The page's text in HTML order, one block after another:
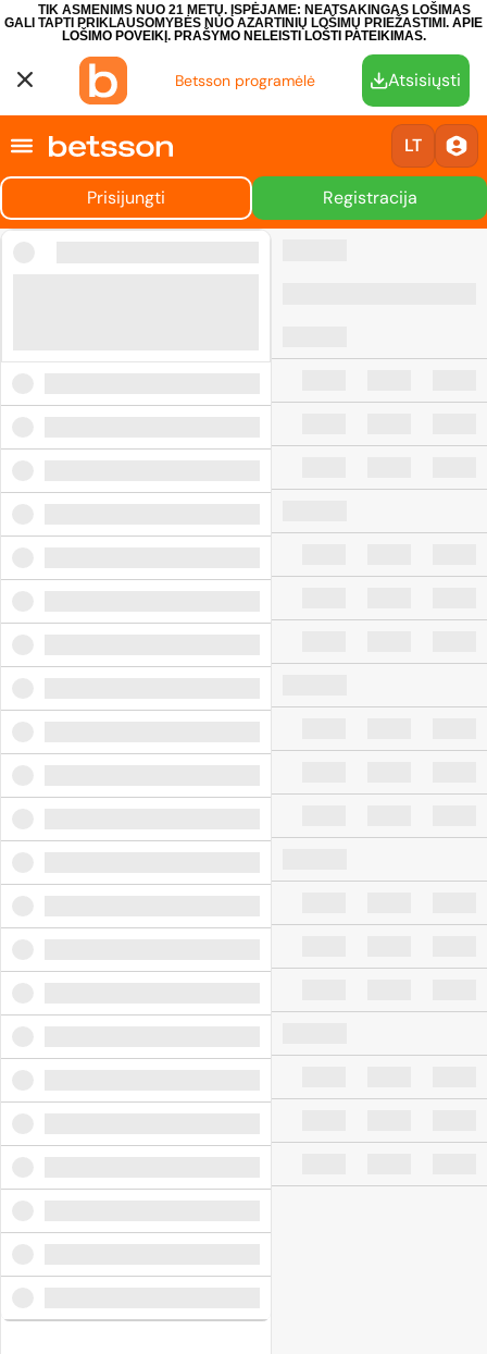
TIK ASMENIMS NUO 21 METŲ. ĮSPĖJAME: NEATSAKINGAS LOŠIMAS
GALI TAPTI PRIKLAUSOMYBĖS NUO AZARTINIŲ LOŠIMŲ PRIEŽASTIMI. APIE
LOŠIMO POVEIKĮ. PRAŠYMO NELEISTI LOŠTI PATEIKIMAS.
Betsson programėlė Atsisiųsti
LT
Prisijungti Registracija